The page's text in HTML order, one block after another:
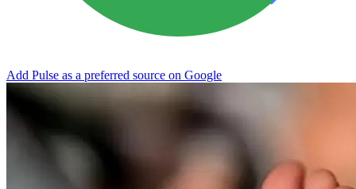
Add Pulse as a preferred source on Google